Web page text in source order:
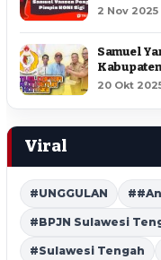
2 Nov 2025
Samuel
20 Okt
Viral
#UNGGULAN
#BPJN Sulawesi
#Sulawesi Tengah